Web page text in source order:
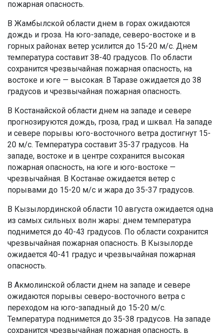
пожарная опасность.
В Жамбылской области днем в горах ожидаются
дождь и гроза. На юго-западе, северо-востоке и в
горных районах ветер усилится до 15-20 м/с. Днем
температура составит 38-40 градусов. По области
сохранится чрезвычайная пожарная опасность, на
востоке и юге — высокая. В Таразе ожидается до 38
градусов и чрезвычайная пожарная опасность.
В Костанайской области днем на западе и севере
прогнозируются дождь, гроза, град и шквал. На западе
и севере порывы юго-восточного ветра достигнут 15-
20 м/с. Температура составит 35-37 градусов. На
западе, востоке и в центре сохранится высокая
пожарная опасность, на юге и юго-востоке —
чрезвычайная. В Костанае ожидается ветер с
порывами до 15-20 м/с и жара до 35-37 градусов.
В Кызылординской области 10 августа ожидается одна
из самых сильных волн жары: днем температура
поднимется до 40-43 градусов. По области сохранится
чрезвычайная пожарная опасность. В Кызылорде
ожидается 40-41 градус и чрезвычайная пожарная
опасность.
В Акмолинской области днем на западе и севере
ожидаются порывы северо-восточного ветра с
переходом на юго-западный до 15-20 м/с.
Температура поднимется до 35-38 градусов. На западе
сохранится чрезвычайная пожарная опасность, в